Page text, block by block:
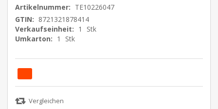
Artikelnummer: TE10226047
GTIN: 8721321878414
Verkaufseinheit: 1
Stk
Umkarton: 1 Stk